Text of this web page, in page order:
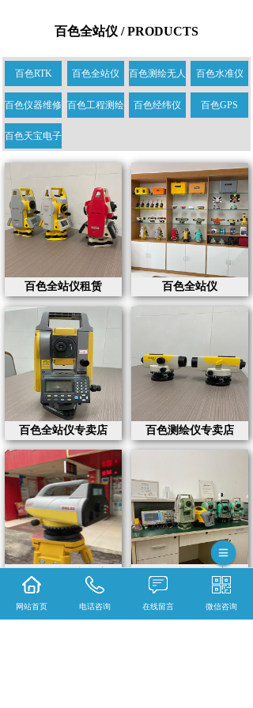
百色全站仪 / PRODUCTS
百色RTK 百色全站仪 百色测绘无人 百色水准仪
百色仪器维修 百色工程测绘 百色经纬仪 百色GPS
百色天宝电子
百色全站仪租赁 百色全站仪
百色全站仪专卖店 百色测绘仪专卖店
百色全站仪专卖店 百色全站仪维修案例
网站首页 电话咨询 在线留言 微信咨询